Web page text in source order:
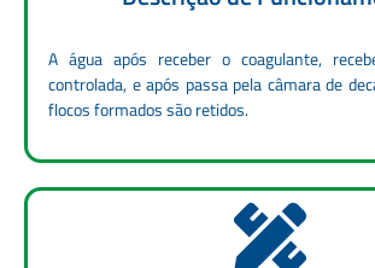
A água após receber o coagulante,
controlada, e após passa pela câmara de
flocos formados são retidos.